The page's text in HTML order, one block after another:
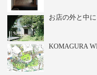
お店の外と中
KOMAGURA